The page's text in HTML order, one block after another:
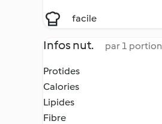
facile
Infos nut. par 1 portion
Protides
Calories
Lipides
Fibre